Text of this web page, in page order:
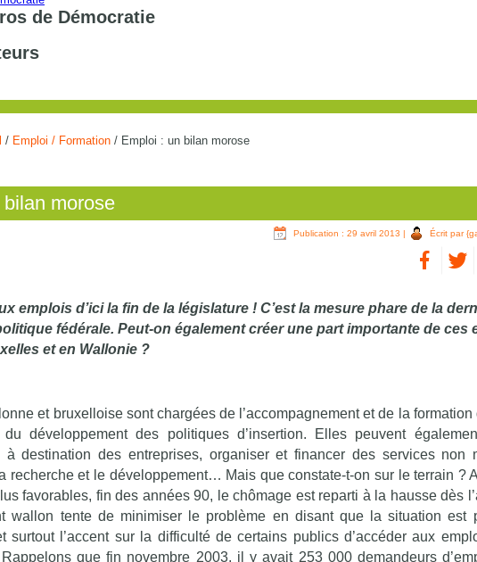
de Démocratie
/ Emploi / Formation / Emploi : un bilan morose
morose
Publication : 29 avril 2013 | Écrit par
emplois d’ici la fin de la législature ! C’est la mesure phare de la
fédérale. Peut-on également créer une part importante de ces
et en Wallonie ?
et bruxelloise sont chargées de l’accompagnement et de la
développement des politiques d’insertion. Elles peuvent
à destination des entreprises, organiser et financer des services non
recherche et le développement… Mais que constate-t-on sur le terrain ?
favorables, fin des années 90, le chômage est reparti à la hausse dès
wallon tente de minimiser le problème en disant que la situation est
surtout l’accent sur la difficulté de certains publics d’accéder aux
que fin novembre 2003, il y avait 253 000 demandeurs